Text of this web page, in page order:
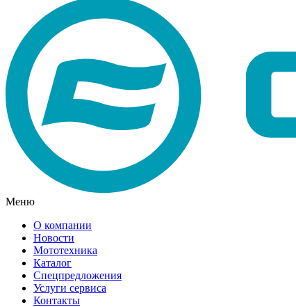
Меню
О компании
Новости
Мототехника
Каталог
Спецпредложения
Услуги сервиса
Контакты